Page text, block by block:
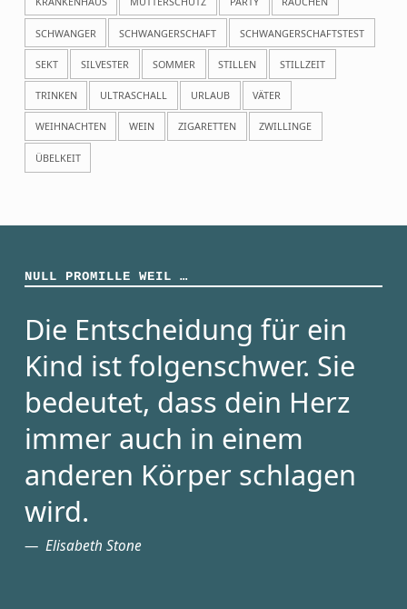
SCHWANGER SCHWANGERSCHAFT SCHWANGERSCHAFTSTEST
SEKT SILVESTER SOMMER STILLEN STILLZEIT
TRINKEN ULTRASCHALL URLAUB VÄTER
WEIHNACHTEN WEIN ZIGARETTEN ZWILLINGE
ÜBELKEIT
NULL PROMILLE WEIL …
Die Entscheidung für ein
Kind ist folgenschwer. Sie
bedeutet, dass dein Herz
immer auch in einem
anderen Körper schlagen
wird.
Elisabeth Stone